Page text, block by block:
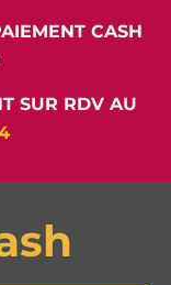
CASH
SUR RDV AU